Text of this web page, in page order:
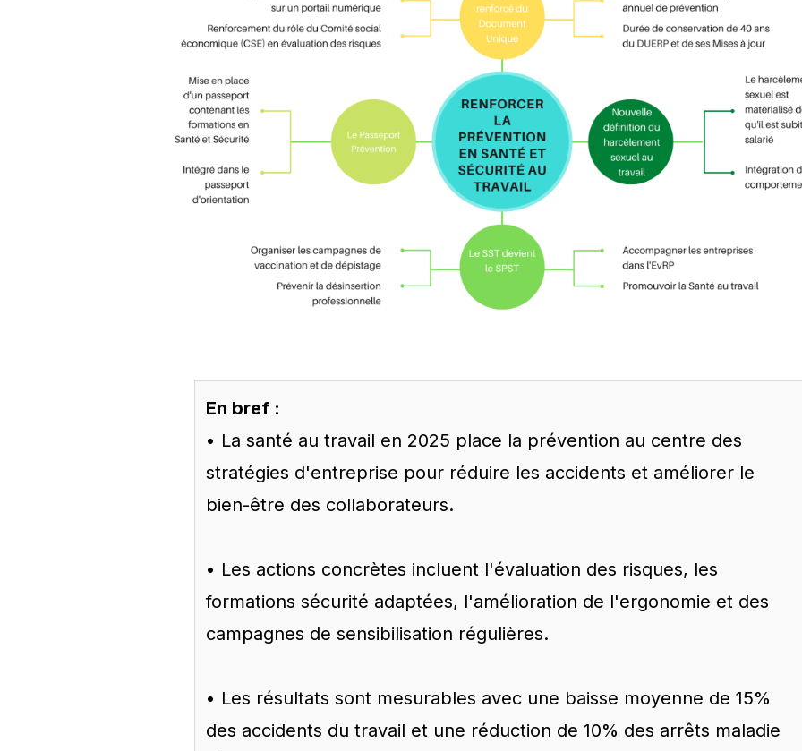
En bref :
• La santé au travail en 2025 place la prévention au centre des
stratégies d'entreprise pour réduire les accidents et améliorer le
bien-être des collaborateurs.
• Les actions concrètes incluent l'évaluation des risques, les
formations sécurité adaptées, l'amélioration de l'ergonomie et des
campagnes de sensibilisation régulières.
• Les résultats sont mesurables avec une baisse moyenne de 15%
des accidents du travail et une réduction de 10% des arrêts maladie